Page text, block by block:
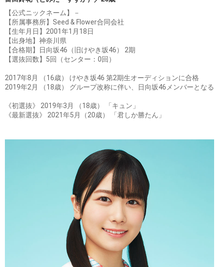
【公式ニックネーム】－
【所属事務所】Seed & Flower合同会社
【生年月日】2001年1月18日
【出身地】神奈川県
【合格期】日向坂46（旧けやき坂46） 2期
【選抜回数】5回（センター：0回）
2017年8月 （16歳） けやき坂46 第2期生オーディションに合格
2019年2月 （18歳） グループ改称に伴い、日向坂46メンバーとなる
《初選抜》 2019年3月 （18歳） 「キュン」
《最新選抜》 2021年5月（20歳） 「君しか勝たん」